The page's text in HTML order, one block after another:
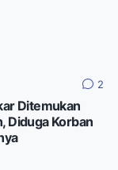
2
Ditemukan
Diduga Korban